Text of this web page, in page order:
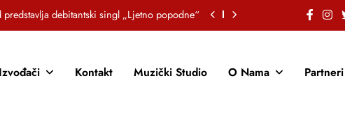
debitantski singl „Ljetno popodne“
POZVALI MALIŠANE NA DOBRE NAVIKE
Izvođači Kontakt Muzički Studio O Nama Partneri